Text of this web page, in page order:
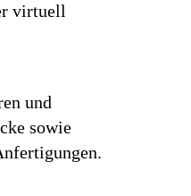
virtuell
und
sowie